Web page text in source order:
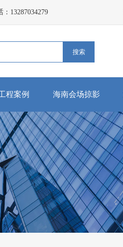
13287034279
搜索
程案例 海南会场掠影